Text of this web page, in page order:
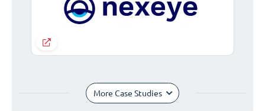
More Case Studies